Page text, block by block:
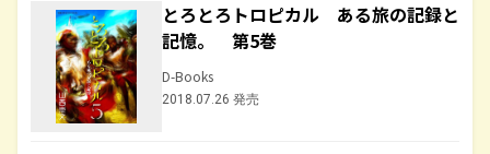
とろとろトロピカル ある旅の記録と
記憶。 第5巻
D-Books
2018.07.26 発売